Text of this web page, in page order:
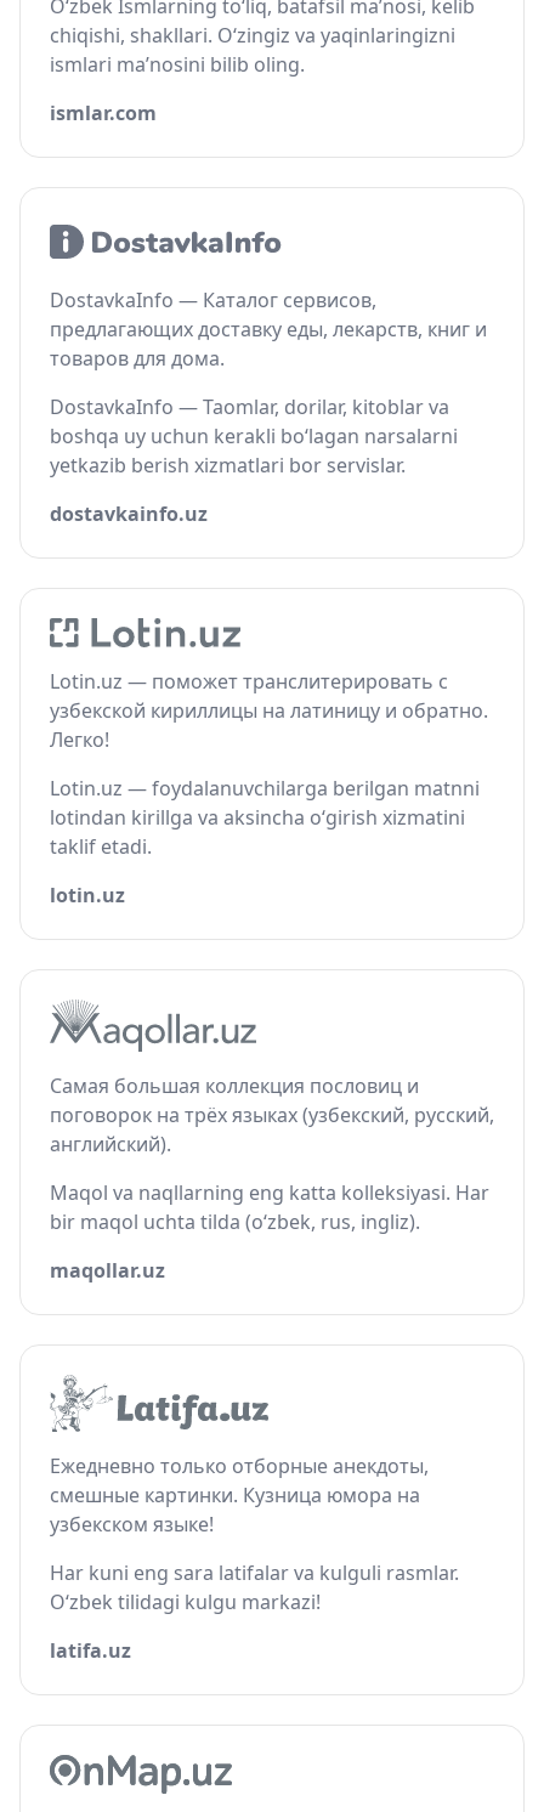
O‘zbek Ismlarning to‘liq, batafsil ma’nosi, kelib
chiqishi, shakllari. O‘zingiz va yaqinlaringizni
ismlari ma’nosini bilib oling.
ismlar.com
DostavkaInfo — Каталог сервисов,
предлагающих доставку еды, лекарств, книг и
товаров для дома.
DostavkaInfo — Taomlar, dorilar, kitoblar va
boshqa uy uchun kerakli bo‘lagan narsalarni
yetkazib berish xizmatlari bor servislar.
dostavkainfo.uz
Lotin.uz — поможет транслитерировать с
узбекской кириллицы на латиницу и обратно.
Легко!
Lotin.uz — foydalanuvchilarga berilgan matnni
lotindan kirillga va aksincha o‘girish xizmatini
taklif etadi.
lotin.uz
Самая большая коллекция пословиц и
поговорок на трёх языках (узбекский, русский,
английский).
Maqol va naqllarning eng katta kolleksiyasi. Har
bir maqol uchta tilda (o‘zbek, rus, ingliz).
maqollar.uz
Ежедневно только отборные анекдоты,
смешные картинки. Кузница юмора на
узбекском языке!
Har kuni eng sara latifalar va kulguli rasmlar.
O‘zbek tilidagi kulgu markazi!
latifa.uz